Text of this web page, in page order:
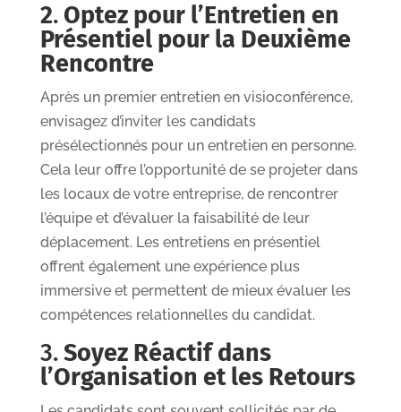
2.Optez pour l’Entretien en
Présentiel pour la Deuxième
Rencontre
Après un premier entretien en visioconférence,
envisagez d’inviter les candidats
présélectionnés pour un entretien en personne.
Cela leur offre l’opportunité de se projeter dans
les locaux de votre entreprise, de rencontrer
l’équipe et d’évaluer la faisabilité de leur
déplacement. Les entretiens en présentiel
offrent également une expérience plus
immersive et permettent de mieux évaluer les
compétences relationnelles du candidat.
3.Soyez Réactif dans
l’Organisation et les Retours